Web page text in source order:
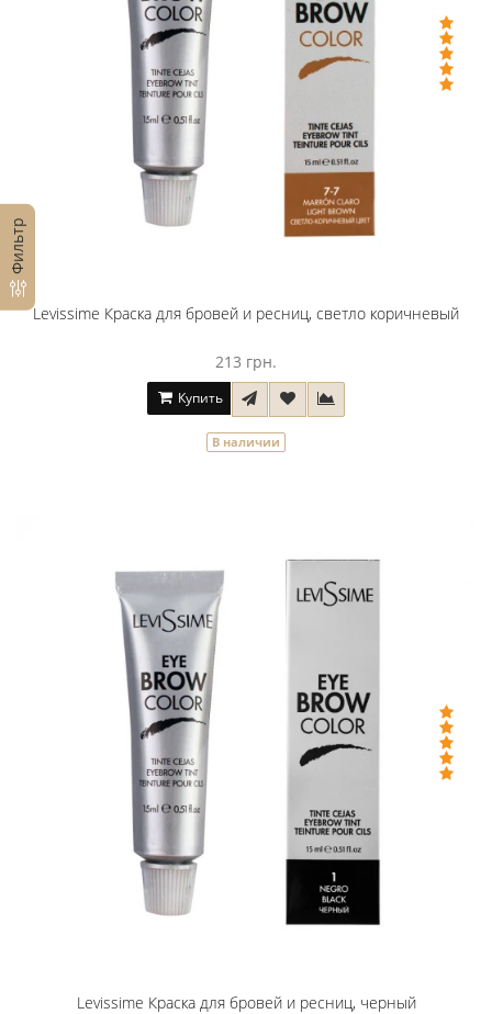
Фильтр
Levissime Краска для бровей и ресниц, светло коричневый
213 грн.
Купить
В наличии
Levissime Краска для бровей и ресниц, черный